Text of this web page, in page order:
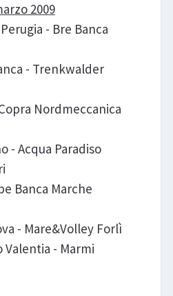
2009
- Bre Banca
- Trenkwalder
Nordmeccanica
- Acqua Paradiso
Banca Marche
- Mare&Volley Forlì
Valentia - Marmi